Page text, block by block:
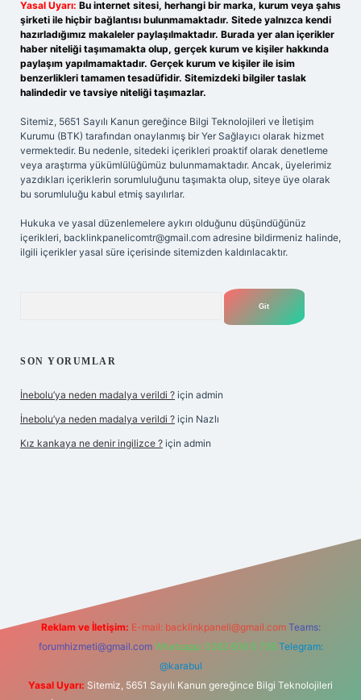
Yasal Uyarı: Bu internet sitesi, herhangi bir marka, kurum veya şahıs
şirketi ile hiçbir bağlantısı bulunmamaktadır. Sitede yalnızca kendi
hazırladığımız makaleler paylaşılmaktadır. Burada yer alan içerikler
haber niteliği taşımamakta olup, gerçek kurum ve kişiler hakkında
paylaşım yapılmamaktadır. Gerçek kurum ve kişiler ile isim
benzerlikleri tamamen tesadüfidir. Sitemizdeki bilgiler taslak
halindedir ve tavsiye niteliği taşımazlar.
Sitemiz, 5651 Sayılı Kanun gereğince Bilgi Teknolojileri ve İletişim
Kurumu (BTK) tarafından onaylanmış bir Yer Sağlayıcı olarak hizmet
vermektedir. Bu nedenle, sitedeki içerikleri proaktif olarak denetleme
veya araştırma yükümlülüğümüz bulunmamaktadır. Ancak, üyelerimiz
yazdıkları içeriklerin sorumluluğunu taşımakta olup, siteye üye olarak
bu sorumluluğu kabul etmiş sayılırlar.
Hukuka ve yasal düzenlemelere aykırı olduğunu düşündüğünüz
içerikleri, backlinkpanelicomtr@gmail.com adresine bildirmeniz halinde,
ilgili içerikler yasal süre içerisinde sitemizden kaldırılacaktır.
SON YORUMLAR
İnebolu’ya neden madalya verildi ? için admin
İnebolu’ya neden madalya verildi ? için Nazlı
Kız kankaya ne denir ingilizce ? için admin
Reklam ve İletişim: E-mail: backlinkpaneli@gmail.com Teams:
forumhizmeti@gmail.com Whatsapp: 0262 606 0 726 Telegram:
@karabul
Yasal Uyarı: Sitemiz, 5651 Sayılı Kanun gereğince Bilgi Teknolojileri